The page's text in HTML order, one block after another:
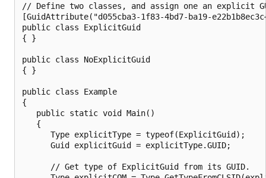
// Define two classes, and assign one an explicit
[GuidAttribute("d055cba3-1f83-4bd7-ba19-
public class ExplicitGuid
{ }
public class NoExplicitGuid
{ }
public class Example
{
   public static void Main()
   {
      Type explicitType = typeof(ExplicitGuid);
      Guid explicitGuid = explicitType.GUID;
      // Get type of ExplicitGuid from its GUID.